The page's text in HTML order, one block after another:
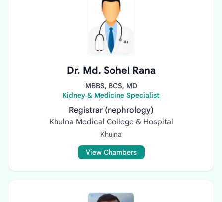
Dr. Md. Sohel Rana
MBBS, BCS, MD
Kidney & Medicine Specialist
Registrar (nephrology)
Khulna Medical College & Hospital
Khulna
View Chambers